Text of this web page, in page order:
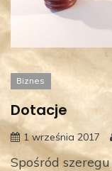
Biznes
Dotacje
1 września 2017
Spośród